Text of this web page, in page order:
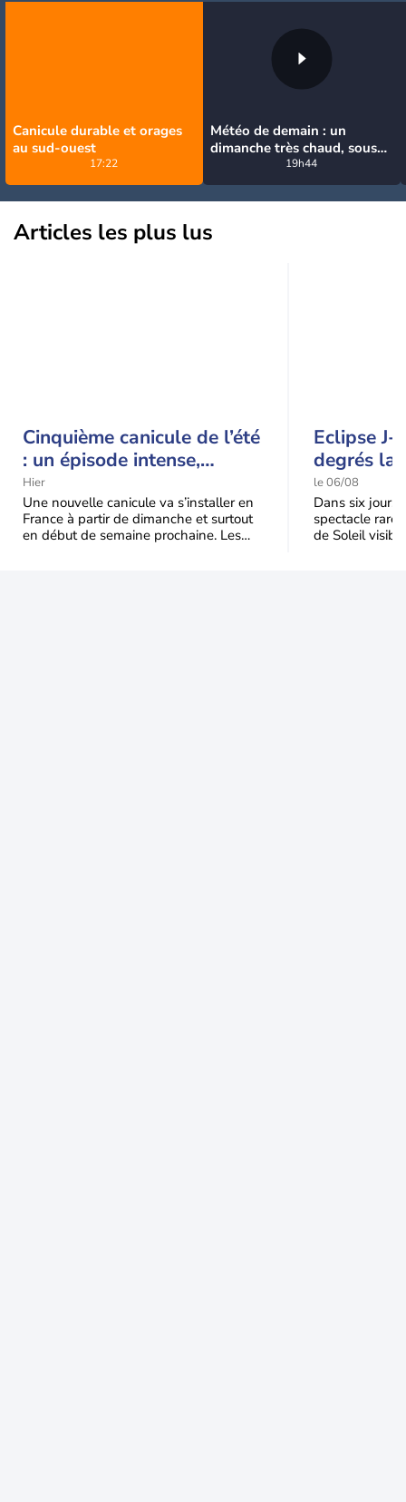
Canicule durable et orages
au sud-ouest
17:22
Météo de demain : un
dimanche très chaud, sous
la menace de quelques
orages
19h44
Articles les plus lus
Cinquième canicule de l’été
: un épisode intense,
durable et étendu la
semaine prochaine
Hier
Une nouvelle canicule va s’installer en
France à partir de dimanche et surtout
en début de semaine prochaine. Les
Eclipse J-
degrés la
t-elle
l'éclipse
le 06/08
Dans six
spectacle rare
de Soleil